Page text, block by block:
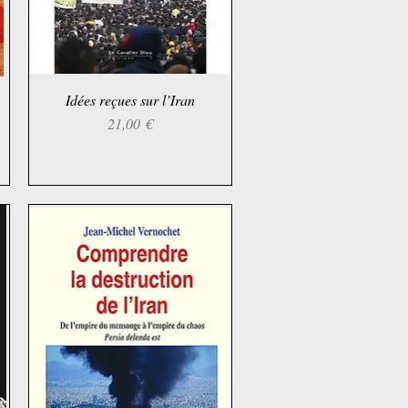
Aperçu rapide
Idées reçues sur l’Iran
Prix
21,00 €